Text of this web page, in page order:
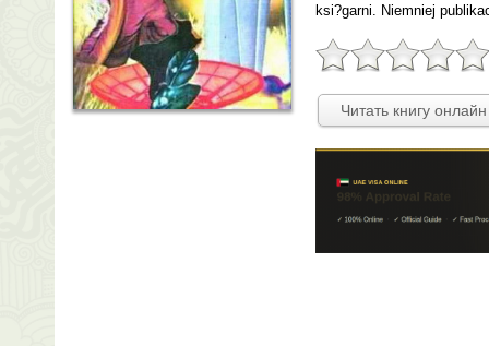
ksi?garni. Niemniej
Читать книгу